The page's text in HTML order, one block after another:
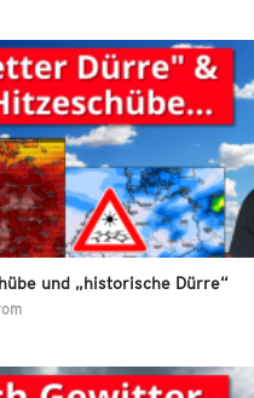
und „historische Dürre“